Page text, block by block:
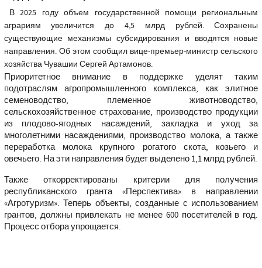
В 2025 году объем государственной помощи региональным
аграриям увеличится до 4,5 млрд рублей. Сохранены
существующие механизмы субсидирования и вводятся новые
направления. Об этом сообщил вице-премьер-министр сельского
хозяйства Чувашии Сергей Артамонов.
Приоритетное внимание в поддержке уделят таким
подотраслям агропромышленного комплекса, как элитное
семеноводство, племенное животноводство,
сельскохозяйственное страхование, производство продукции
из плодово-ягодных насаждений, закладка и уход за
многолетними насаждениями, производство молока, а также
переработка молока крупного рогатого скота, козьего и
овечьего. На эти направления будет выделено1,1 млрд рублей.
Также откорректированы критерии для получения
республиканского гранта «Перспектива» в направлении
«Агротуризм». Теперь объекты, созданные с использованием
грантов, должны привлекать не менее 600 посетителей в год.
Процесс отбора упрощается.